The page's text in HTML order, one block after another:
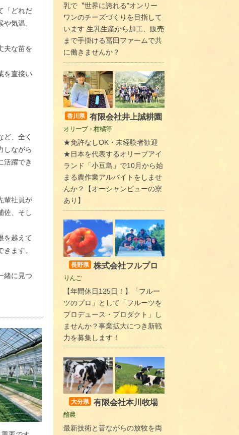
「どれだ
気温、
夫な苗を
を直接い
、全く
しながら
活躍でき
輩社員が
佐、そし
を越えて
ます。
緒に見つ
乳で〝世界に誇れる”オンリー
ワンのチーズづくりを目指して
います 生乳生産から加工、販売
まで手掛ける冨田ファームで共
に働きませんか？
香川県 有限会社井上誠耕園
オリーブ・柑橘等
★免許なしOK・未経験者歓迎
★日本を代表するオリーブアイ
ランド「小豆島」で10月から始
まる農作業アルバイトをしませ
んか？【オーシャンビューの寮
あり】
長野県 株式会社フルプロ
りんご
【年間休日125日！】「フルー
ツのプロ」として「フルーツを
プロデュース・プロダクト」し
ませんか？事業拡大につき新戦
力を募集します！
大分県 有限会社本川牧場
酪農
最新技術と昔ながらの放牧を両